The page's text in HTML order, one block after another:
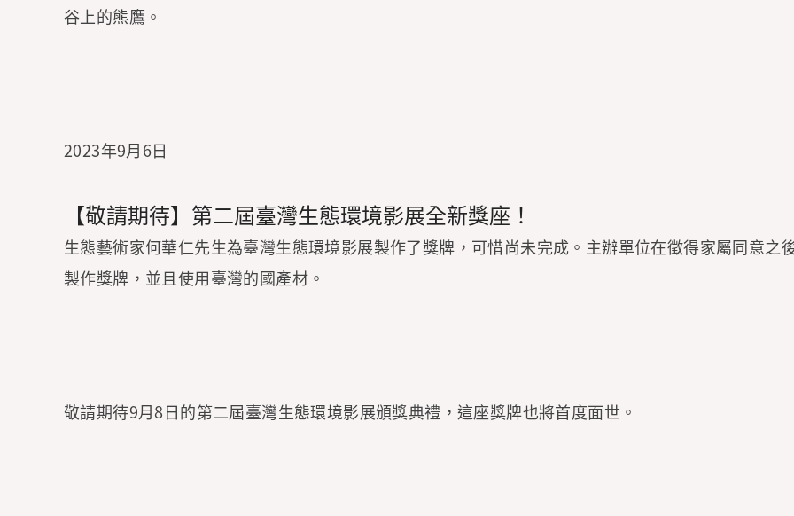
谷上的熊鷹。
2023年9月6日
【敬請期待】第二屆臺灣生態環境影展全新獎座！
生態藝術家何華仁先生為臺灣生態環境影展製作了獎牌，可惜尚未完成。主辦單位在徵得家屬同意之
製作獎牌，並且使用臺灣的國產材。
敬請期待9月8日的第二屆臺灣生態環境影展頒獎典禮，這座獎牌也將首度面世。